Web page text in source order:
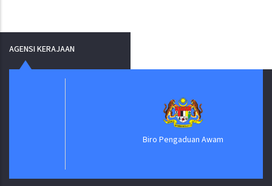
AGENSI KERAJAAN
Biro Pengaduan Awam